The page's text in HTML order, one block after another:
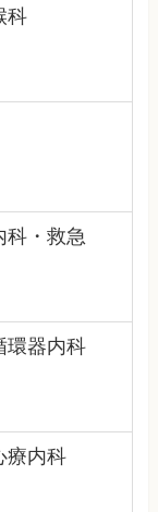
科
科・救急
環器内科
療内科